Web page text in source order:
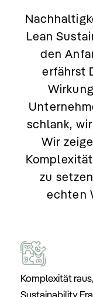
Lean
den
erfährst
Wirkung
schlank,
Wir
zu setzen
echten
Komplexitätraus,
Sustainability